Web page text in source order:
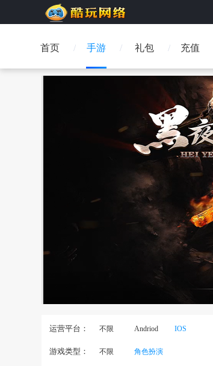
首页 手游 礼包 充值
运营平台： 不限 Andriod IOS
游戏类型： 不限 角色扮演